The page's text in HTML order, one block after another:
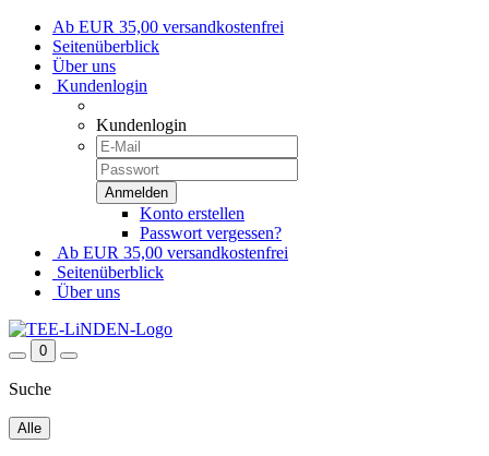
Ab EUR 35,00 versandkostenfrei
Seitenüberblick
Über uns
Kundenlogin
Kundenlogin
Konto erstellen
Passwort vergessen?
Ab EUR 35,00 versandkostenfrei
Seitenüberblick
Über uns
0
Suche
Alle